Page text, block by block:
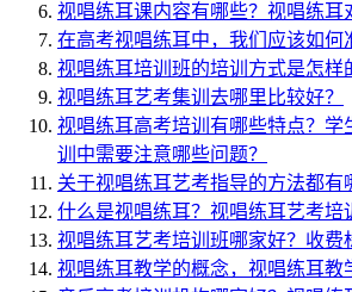
视唱练耳课内容有哪些？视唱练耳
在高考视唱练耳中，我们应该如何
视唱练耳培训班的培训方式是怎样
视唱练耳艺考集训去哪里比较好？
视唱练耳高考培训有哪些特点？学
训中需要注意哪些问题？
关于视唱练耳艺考指导的方法都有
什么是视唱练耳？视唱练耳艺考培
视唱练耳艺考培训班哪家好？收费
视唱练耳教学的概念，视唱练耳教